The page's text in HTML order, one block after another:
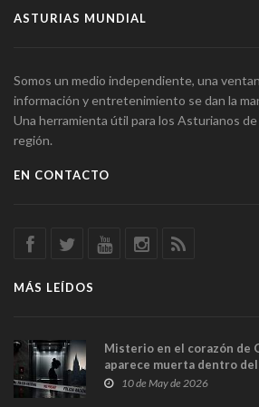
ASTURIAS MUNDIAL
Somos un medio independiente, una
información y entretenimiento se dan la
Una herramienta útil para los Asturianos
región.
EN CONTACTO
MÁS LEÍDOS
Misterio en el corazón de
aparece muerta dentro
y las cámaras captan sus
10 de May de 2026